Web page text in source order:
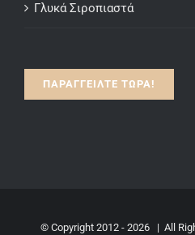
Γλυκά Σιροπιαστά
ΠΑΡΑΓΓΕΙΛΤΕ ΤΩΡΑ!
© Copyright 2012 - 2026 | All